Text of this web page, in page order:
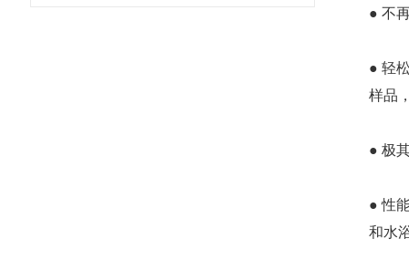
● 不
● 轻
样品
● 极
● 性
和水